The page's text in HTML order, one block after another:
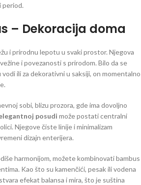
period.
– Dekoracija doma
i prirodnu lepotu u svaki prostor. Njegova
i povezanosti s prirodom. Bilo da se
ili za dekorativni u saksiji, on momentalno
sobi, blizu prozora, gde ima dovoljno
posudi može postati centralni
Njegove čiste linije i minimalizam
dizajn enterijera.
harmonijom, možete kombinovati bambus
Kao što su kamenčići, pesak ili vodena
efekat balansa i mira, što je suština